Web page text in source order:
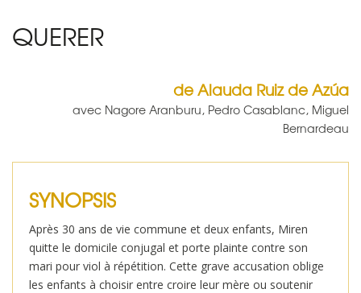
QUERER
de Alauda Ruiz de Azúa
avec Nagore Aranburu, Pedro Casablanc, Miguel
Bernardeau
SYNOPSIS
Après 30 ans de vie commune et deux enfants, Miren
quitte le domicile conjugal et porte plainte contre son
mari pour viol à répétition. Cette grave accusation oblige
les enfants à choisir entre croire leur mère ou soutenir